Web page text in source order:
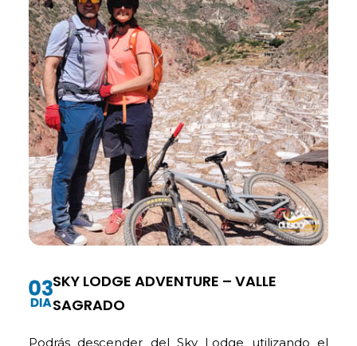
SKY LODGE ADVENTURE – VALLE
SAGRADO
Podrás descender del Sky Lodge utilizando el